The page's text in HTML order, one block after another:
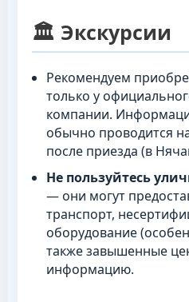
🏛️ Экскурсии
Рекомендуем
только у
компании.
обычно проводится
после приезда (в
Не пользуйтесь
— они могут
транспорт,
оборудование
также завышенные
информацию.